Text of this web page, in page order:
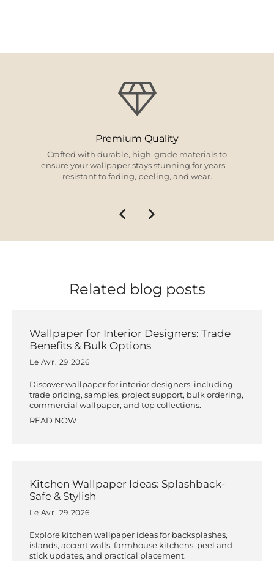
Design Excellence
From timeless classics to modern trends, our
curated collections offer something for every style
and space.
Related blog posts
Wallpaper for Interior Designers: Trade
Benefits & Bulk Options
Le Avr. 29 2026
Discover wallpaper for interior designers, including
trade pricing, samples, project support, bulk ordering,
commercial wallpaper, and top collections.
READ NOW
Kitchen Wallpaper Ideas: Splashback-
Safe & Stylish
Le Avr. 29 2026
Explore kitchen wallpaper ideas for backsplashes,
islands, accent walls, farmhouse kitchens, peel and
stick updates, and practical placement.